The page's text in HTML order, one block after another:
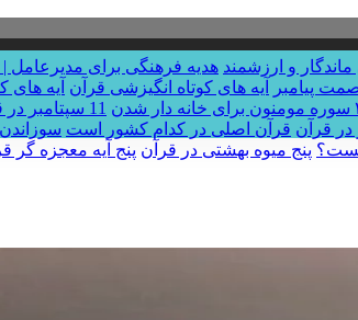
و ارزشمند
آیه های کوتاه انگیزشی قرآن آیه های
11 سپتامبر در قرآن
قرآن قرآن اصلی در کدام کشور است
پنج میوه بهشتی در قرآن پنج آیه معجزه گر